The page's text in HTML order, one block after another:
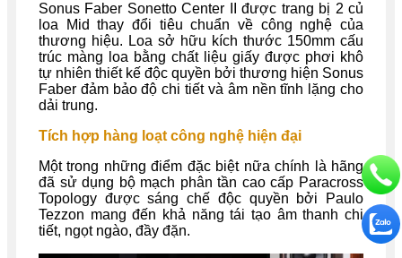
Sonus Faber Sonetto Center II được trang bị 2 củ
loa Mid thay đổi tiêu chuẩn về công nghệ của
thương hiệu. Loa sở hữu kích thước 150mm cấu
trúc màng loa bằng chất liệu giấy được phơi khô
tự nhiên thiết kế độc quyền bởi thương hiện Sonus
Faber đảm bảo độ chi tiết và âm nền tĩnh lặng cho
dải trung.
Tích hợp hàng loạt công nghệ hiện đại
Một trong những điểm đặc biệt nữa chính là hãng
đã sử dụng bộ mạch phân tần cao cấp Paracross
Topology được sáng chế độc quyền bởi Paulo
Tezzon mang đến khả năng tái tạo âm thanh chi
tiết, ngọt ngào, đầy đặn.